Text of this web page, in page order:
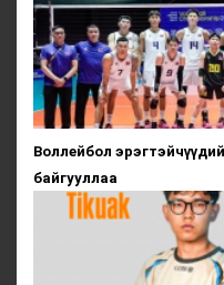
Воллейбол
байгууллаа